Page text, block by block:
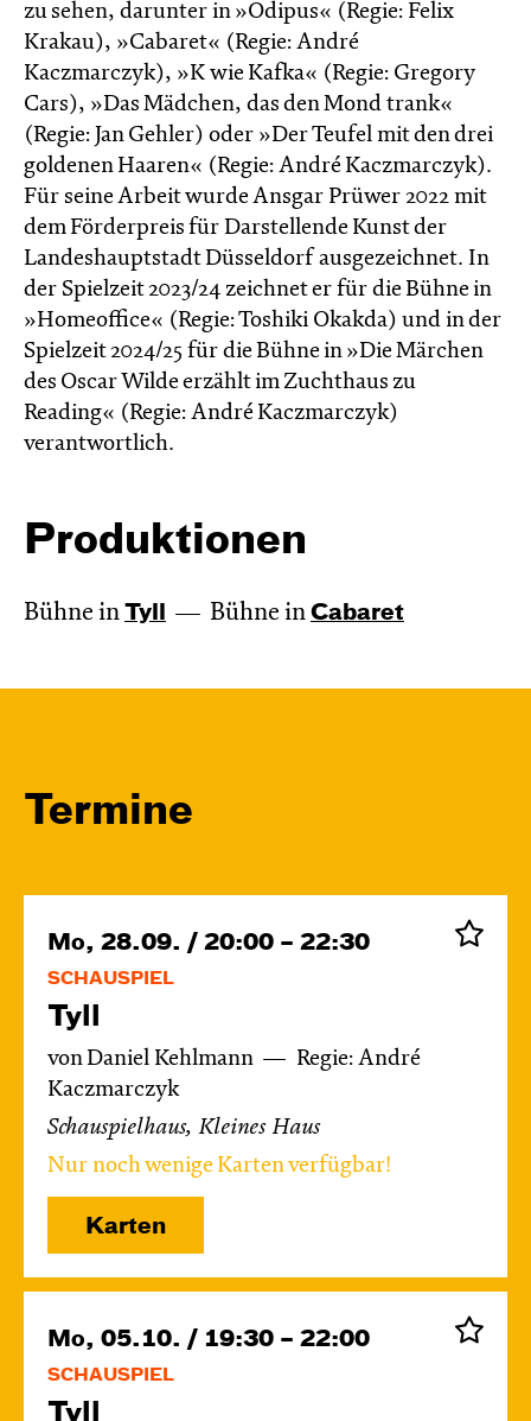
zu sehen, darunter in »Ödipus« (Regie: Felix
Krakau), »Cabaret« (Regie: André
Kaczmarczyk), »K wie Kafka« (Regie: Gregory
Cars), »Das Mädchen, das den Mond trank«
(Regie: Jan Gehler) oder »Der Teufel mit den drei
goldenen Haaren« (Regie: André Kaczmarczyk).
Für seine Arbeit wurde Ansgar Prüwer 2022 mit
dem Förderpreis für Darstellende Kunst der
Landeshauptstadt Düsseldorf ausgezeichnet. In
der Spielzeit 2023/24 zeichnet er für die Bühne in
»Homeoffice« (Regie: Toshiki Okakda) und in der
Spielzeit 2024/25 für die Bühne in »Die Märchen
des Oscar Wilde erzählt im Zucht­haus zu
Reading« (Regie: André Kacz­marc­zyk)
verantwortlich.
Produktionen
Bühne in Tyll Bühne in Cabaret
Termine
Mo, 28.09. / 20:00 – 22:30
SCHAUSPIEL
Tyll
von Daniel Kehlmann
Regie: André
Kaczmarczyk
Schauspielhaus, Kleines Haus
Nur noch wenige Karten verfügbar!
Karten
Mo, 05.10. / 19:30 – 22:00
SCHAUSPIEL
Tyll